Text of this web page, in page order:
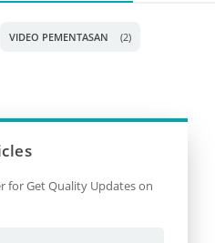
VIDEO PEMENTASAN (2)
for Get Quality Updates on